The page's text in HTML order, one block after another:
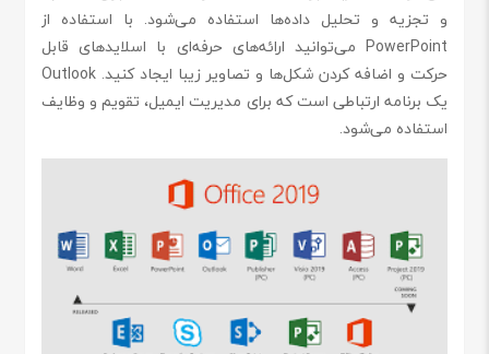
و تجزیه و تحلیل داده‌ها استفاده می‌شود. با استفاده از
PowerPoint می‌توانید ارائه‌های حرفه‌ای با اسلایدهای قابل
حرکت و اضافه کردن شکل‌ها و تصاویر زیبا ایجاد کنید. Outlook
یک برنامه ارتباطی است که برای مدیریت ایمیل، تقویم و وظایف
استفاده می‌شود.